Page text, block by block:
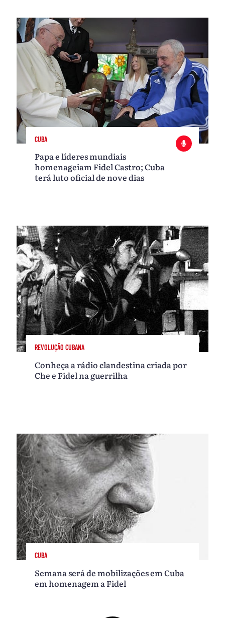
CUBA
Papa e líderes mundiais
homenageiam Fidel Castro; Cuba
terá luto oficial de nove dias
REVOLUÇÃO CUBANA
Conheça a rádio clandestina criada por
Che e Fidel na guerrilha
CUBA
Semana será de mobilizações em Cuba
em homenagem a Fidel